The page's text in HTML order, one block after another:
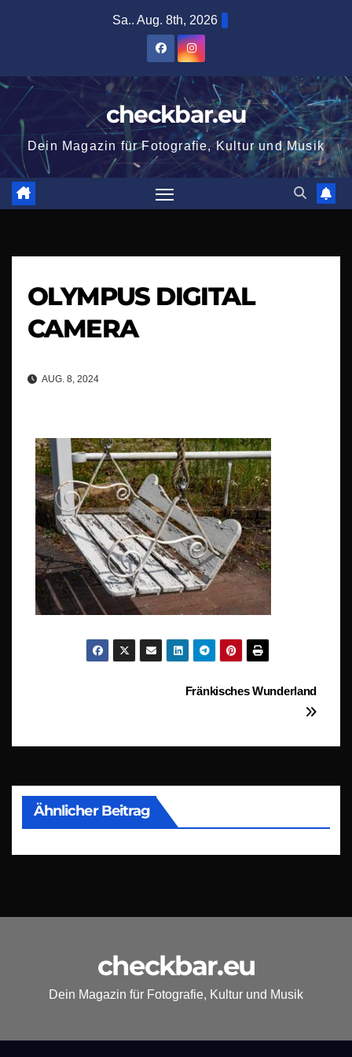
Sa.. Aug. 8th, 2026
checkbar.eu
Dein Magazin für Fotografie, Kultur und Musik
OLYMPUS DIGITAL
CAMERA
AUG. 8, 2024
Beitragsnavigation
Fränkisches Wunderland
Ähnlicher Beitrag
checkbar.eu
Dein Magazin für Fotografie, Kultur und Musik